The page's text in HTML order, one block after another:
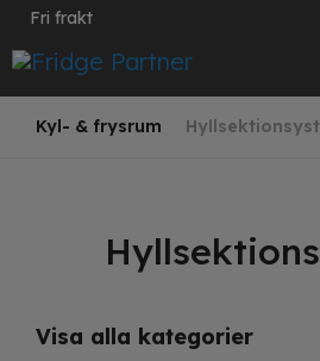
Fri frakt
Kyl- & frysrum
Visa alla kategorier